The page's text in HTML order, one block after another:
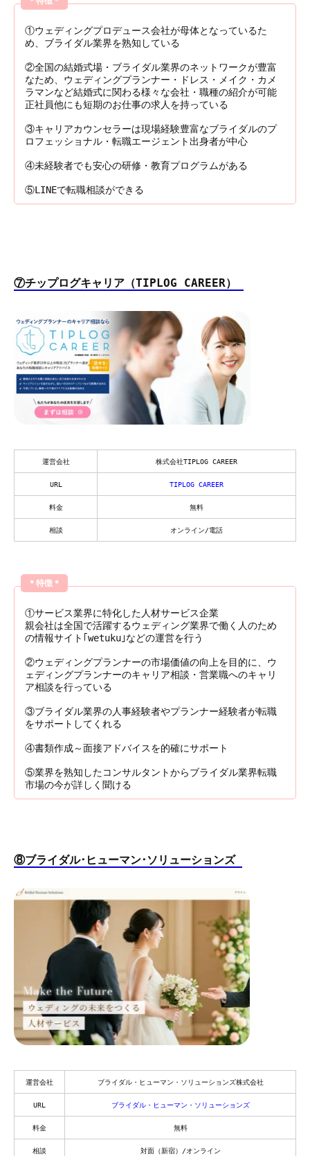
①ウェディングプロデュース会社が母体となっているた
め、ブライダル業界を熟知している
②全国の結婚式場・ブライダル業界のネットワークが豊富
なため、ウェディングプランナー・ドレス・メイク・カメ
ラマンなど結婚式に関わる様々な会社・職種の紹介が可能
正社員他にも短期のお仕事の求人を持っている
③キャリアカウンセラーは現場経験豊富なブライダルのプ
ロフェッショナル・転職エージェント出身者が中心
④未経験者でも安心の研修・教育プログラムがある
⑤LINEで転職相談ができる
⑦チップログキャリア（TIPLOG CAREER）
運営会社 株式会社TIPLOG CAREER
URL TIPLOG CAREER
料金 無料
相談 オンライン/電話
＊特徴＊
①サービス業界に特化した人材サービス企業
親会社は全国で活躍するウェディング業界で働く人のため
の情報サイト｢wetuku｣などの運営を行う
②ウェディングプランナーの市場価値の向上を目的に、ウ
ェディングプランナーのキャリア相談・営業職へのキャリ
ア相談を行っている
③ブライダル業界の人事経験者やプランナー経験者が転職
をサポートしてくれる
④書類作成～面接アドバイスを的確にサポート
⑤業界を熟知したコンサルタントからブライダル業界転職
市場の今が詳しく聞ける
⑧ブライダル･ヒューマン･ソリューションズ
運営会社 ブライダル・ヒューマン・ソリューションズ株式会社
URL ブライダル・ヒューマン・ソリューションズ
料金 無料
相談 対面（新宿）/オンライン